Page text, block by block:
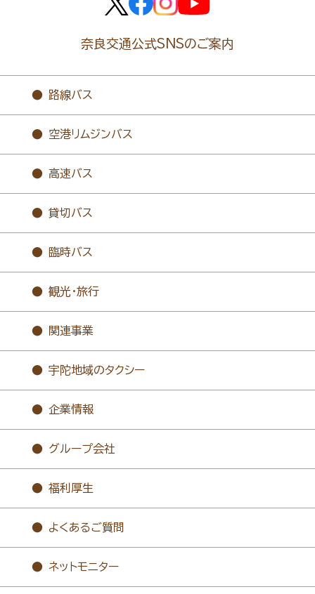
奈良交通公式SNSのご案内
路線バス
空港リムジンバス
高速バス
貸切バス
臨時バス
観光・旅行
関連事業
宇陀地域のタクシー
企業情報
グループ会社
福利厚生
よくあるご質問
ネットモニター